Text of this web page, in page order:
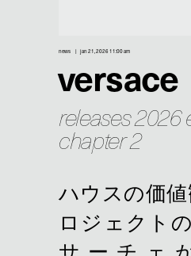
news jan 21, 2026 11:00 am
versace
releases
chapter 2